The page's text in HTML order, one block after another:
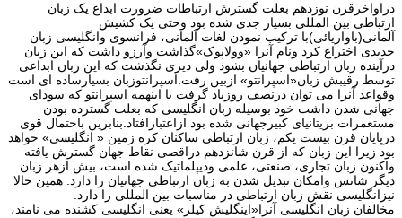
دراواخرقرن نوزدهم بعلت گسترش ارتباطات ضرورت ابداع یک زبان
ارتباطی بین المللی بسیار جدی شده بود وحتی یک کشیش
آلمانی(باواریائی)با ترکیب نمودن لغات آلمانی، فرانسوی وانگلیسی زبان
جدیدی اختراع کرد ونام آنرا «وولاپوک»گذاشت وآرزو داشت که این زبان
درآینده زبان ارتباطی جهانیان بشود ولی دیری نگذشت که این زبان ابداعی
توسط رقیبش زبان«اسپرانتو» ازبین رفت.اسپرانتوزبان بسیارساده ای است
وقواعد آنرا می توان درنصف روزیاد گرفت با اینهمه اسپرانتو که سودای
جهانی شدن داشت خود بوسیله زبان انگلیسی که بعلت گسترده بودن
مستعمرات بریتانیای کبیرجهانی شده بود ازاعتبارافتاد.بنابرین باحتمال قوی
درپایان قرن بیست یکم، زبان ارتباطی ساکنان کره زمین « انگلیسی» خواهد
بود زیرا این زبان که از قرن شانزدهم دراقصی نقاط جهان گسترش یافته
واکنون زبان تجاری، صنعتی، علمی ودیپلماتیک شده است، بیش ازهر زبان
دیگر شانس وامکان تبدیل شدن به زبان ارتباطی جهانیان را دارد. همین حالا
نیزانگلیسی نقش زبان ارتباطی در مناسبات بین المللی را دارد.
مخالفان زبان انگلیسی آنرا«اینگلیش کیلر» یعنی انگلیسی کشنده می نامند،